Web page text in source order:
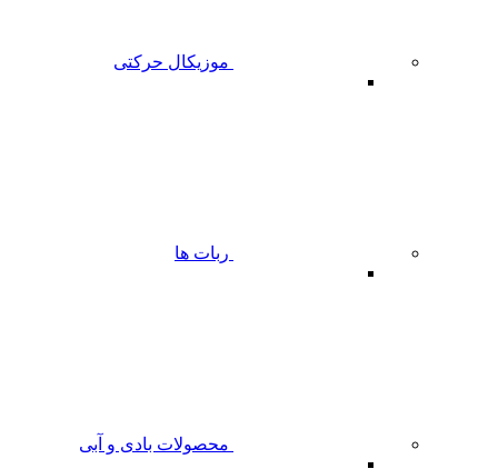
موزیکال حرکتی
ربات ها
محصولات بادی و آبی